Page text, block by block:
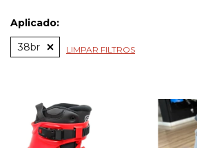
Aplicado:
38br
LIMPAR FILTROS